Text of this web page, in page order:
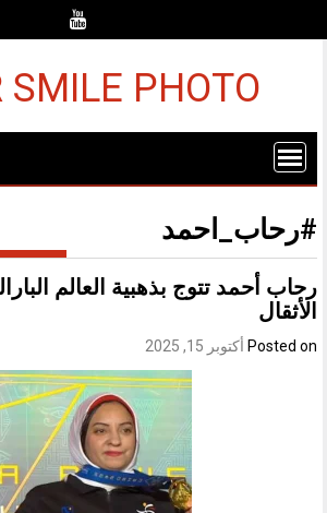
SMILE PHOTO
#رحاب_احمد
رحاب أحمد تتوج بذهبية العالم
الأثقال
Posted on أكتوبر 15, 2025